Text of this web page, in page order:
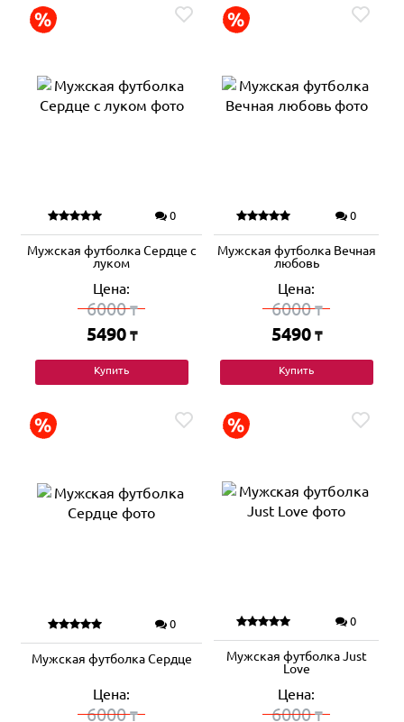
0
Мужская футболка Сердце с
луком
Цена:
6000₸
5490 ₸
Купить
0
Мужская футболка Вечная
любовь
Цена:
6000₸
5490 ₸
Купить
0
Мужская футболка Сердце
Цена:
6000₸
0
Мужская футболка Just
Love
Цена:
6000₸